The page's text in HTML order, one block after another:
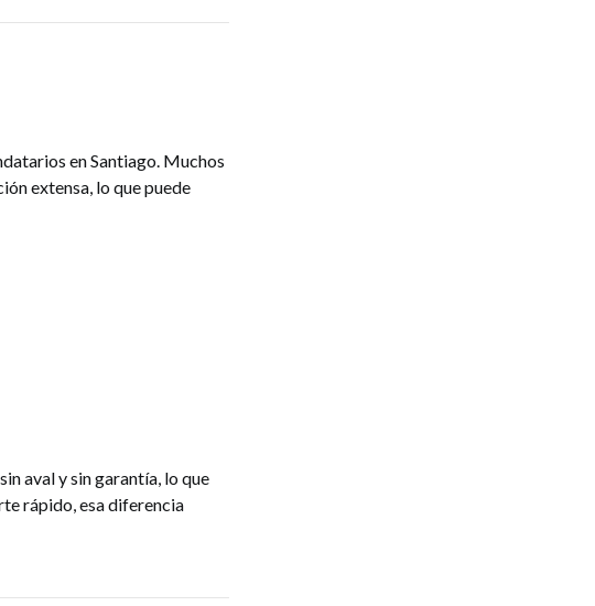
en Santiago. Muchos
extensa, lo que puede
aval y sin garantía, lo que
rápido, esa diferencia